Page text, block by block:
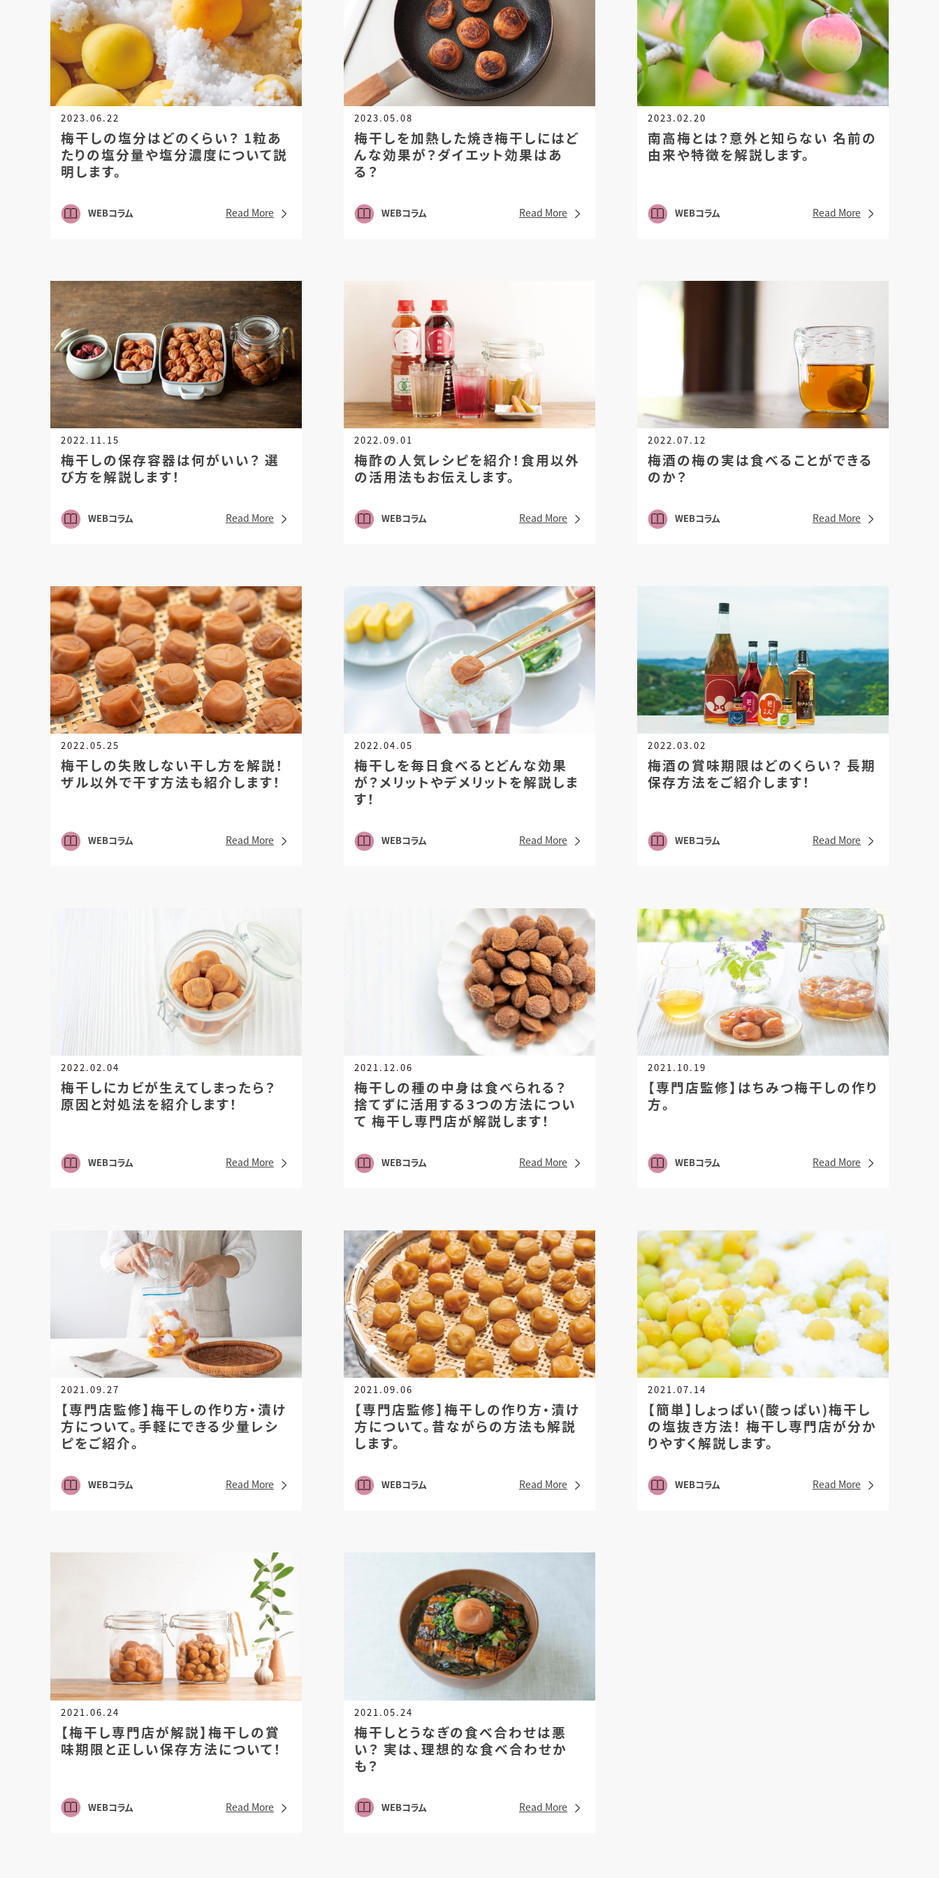
2023.06.22
梅干しの塩分はどのくらい？ 1粒あ
たりの塩分量や塩分濃度について説
明します。
WEBコラム Read More
2023.05.08
梅干しを加熱した焼き梅干しにはど
んな効果が？ダイエット効果はあ
る？
WEBコラム Read More
2023.02.20
南高梅とは？意外と知らない 名前の
由来や特徴を解説します。
WEBコラム Read More
2022.11.15
梅干しの保存容器は何がいい？ 選
び方を解説します！
WEBコラム Read More
2022.09.01
梅酢の人気レシピを紹介！ 食用以外
の活用法もお伝えします。
WEBコラム Read More
2022.07.12
梅酒の梅の実は食べることができる
のか？
WEBコラム Read More
2022.05.25
梅干しの失敗しない干し方を解説！
ザル以外で干す方法も紹介します！
WEBコラム Read More
2022.04.05
梅干しを毎日食べるとどんな効果
が？メリットやデメリットを解説しま
す！
WEBコラム Read More
2022.03.02
梅酒の賞味期限はどのくらい？ 長期
保存方法をご紹介します！
WEBコラム Read More
2022.02.04
梅干しにカビが生えてしまったら？
原因と対処法を紹介します！
WEBコラム Read More
2021.12.06
梅干しの種の中身は食べられる？
捨てずに活用する3つの方法につい
て 梅干し専門店が解説します！
WEBコラム Read More
2021.10.19
【専門店監修】はちみつ梅干しの作り
方。
WEBコラム Read More
2021.09.27
【専門店監修】梅干しの作り方・漬け
方について。手軽にできる少量レシ
ピをご紹介。
WEBコラム Read More
2021.09.06
【専門店監修】梅干しの作り方・漬け
方について。 昔ながらの方法も解説
します。
WEBコラム Read More
2021.07.14
【簡単】しょっぱい(酸っぱい)梅干し
の塩抜き方法！ 梅干し専門店が分か
りやすく解説します。
WEBコラム Read More
2021.06.24
【梅干し専門店が解説】梅干しの賞
味期限と正しい保存方法について！
WEBコラム Read More
2021.05.24
梅干しとうなぎの食べ合わせは悪
い？ 実は、理想的な食べ合わせか
も？
WEBコラム Read More